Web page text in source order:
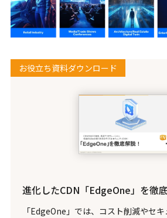
お役立ち資料ダウンロード
進化したCDN「EdgeOne」を徹
「EdgeOne」では、コスト削減やセ